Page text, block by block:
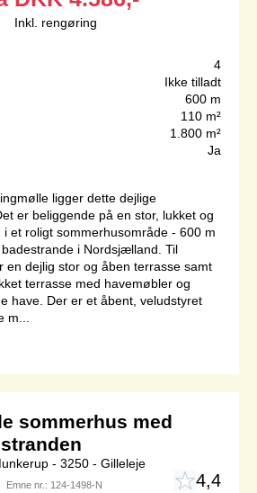
Inkl. rengøring
4
Ikke tilladt
600 m
110 m²
1.800 m²
Ja
ligger dette dejlige
er beliggende på en stor, lukket og
et roligt sommerhusområde - 600 m
i Nordsjælland. Til
en dejlig stor og åben terrasse samt
terrasse med havemøbler og
have. Der er et åbent, veludstyret
sommerhus med
- 3250 - Gilleleje
Emne nr.: 124-1498-N 4,4